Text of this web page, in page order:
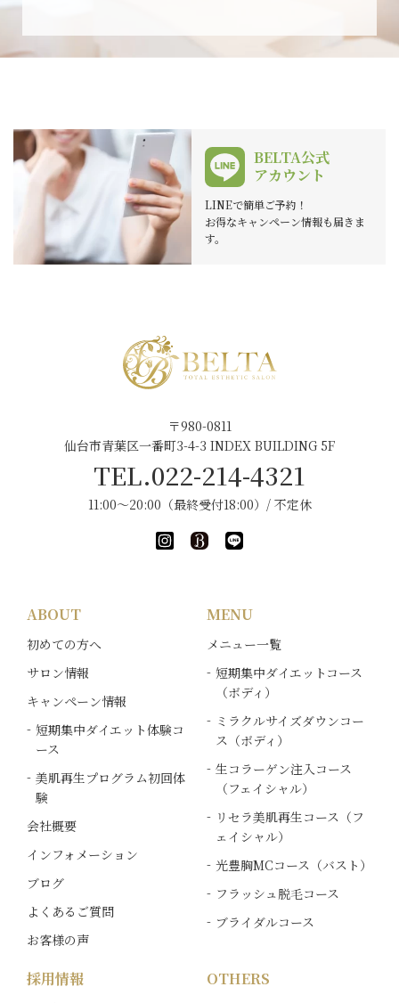
BELTA公式
アカウント
LINEで簡単ご予約！
お得なキャンペーン情報も届きま
す。
〒980-0811
仙台市青葉区一番町3-4-3 INDEX BUILDING 5F
TEL.022-214-4321
11:00～20:00（最終受付18:00）/ 不定休
ABOUT
初めての方へ
サロン情報
キャンペーン情報
短期集中ダイエット体験コ
ース
美肌再生プログラム初回体
験
会社概要
インフォメーション
ブログ
よくあるご質問
お客様の声
MENU
メニュー一覧
短期集中ダイエットコース
（ボディ）
ミラクルサイズダウンコー
ス（ボディ）
生コラーゲン注入コース
（フェイシャル）
リセラ美肌再生コース（フ
ェイシャル）
光豊胸MCコース（バスト）
フラッシュ脱毛コース
ブライダルコース
採用情報 OTHERS